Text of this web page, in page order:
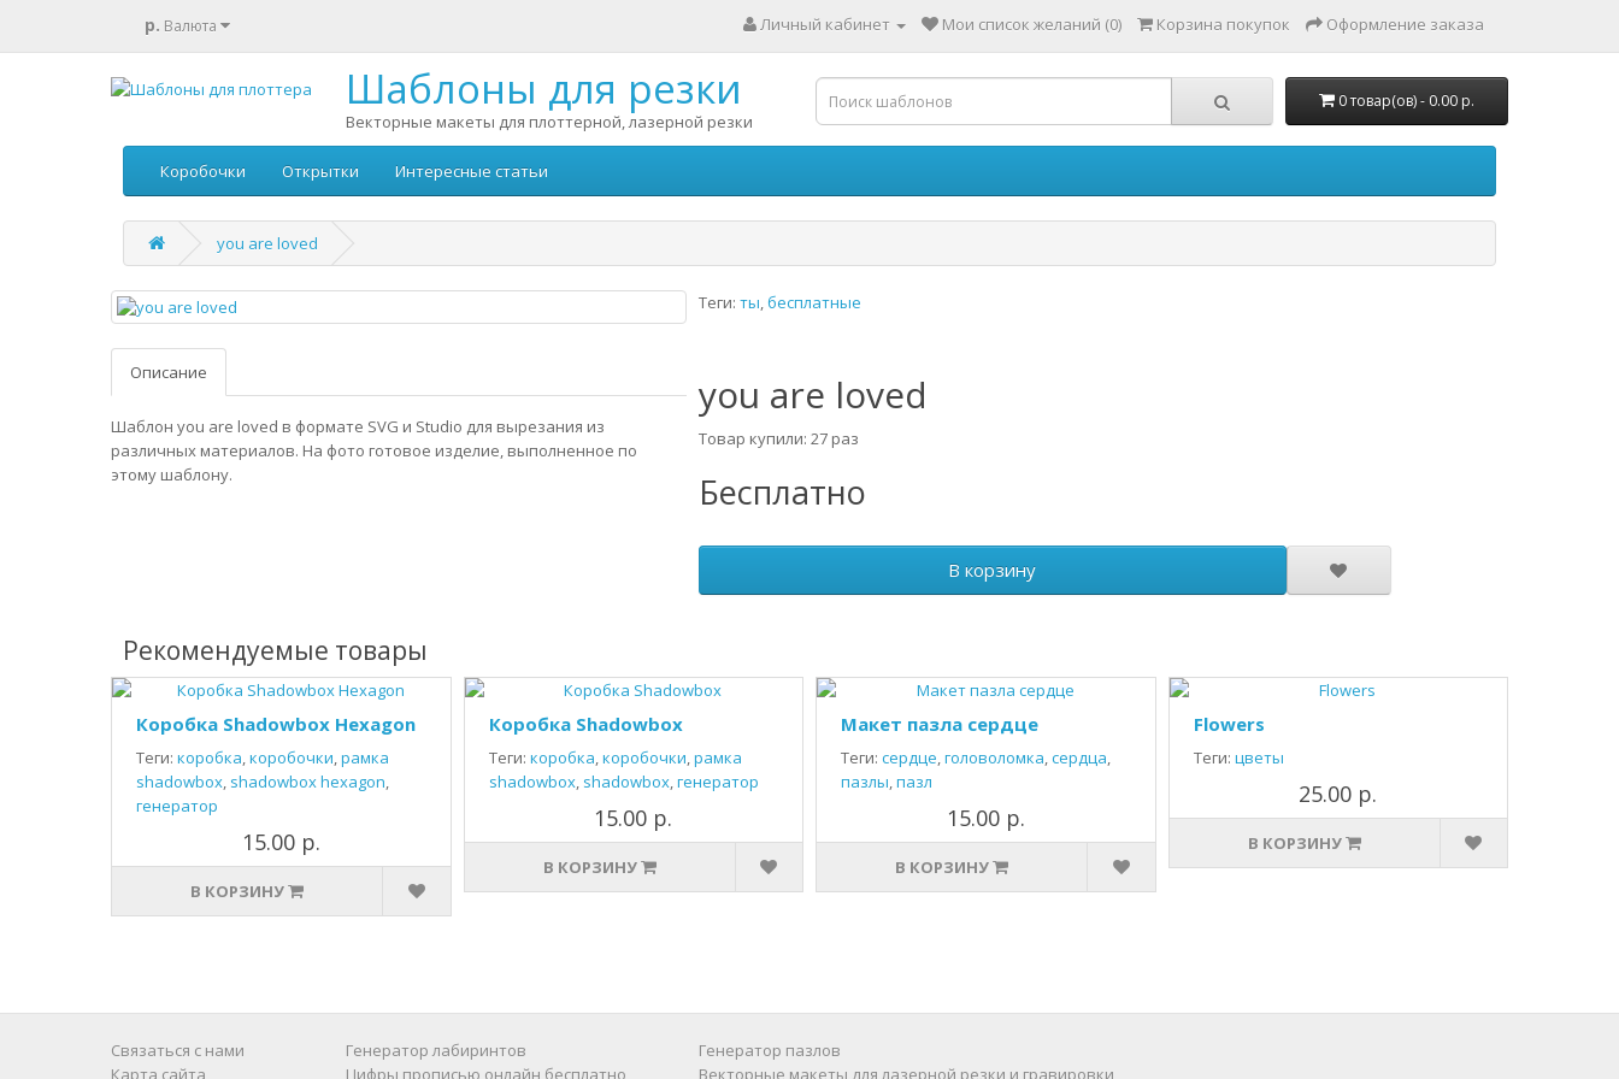
р. Валюта Личный кабинет Мои список желаний (0) Корзина покупок Оформление заказа
Шаблоны для резки
Векторные макеты для плоттерной, лазерной резки
0 товар(ов) - 0.00 р.
Коробочки Открытки Интересные статьи
you are loved
Описание
Шаблон you are loved в формате SVG и Studio для вырезания из
различных материалов. На фото готовое изделие, выполненное по
этому шаблону.
Теги: ты,бесплатные
you are loved
Товар купили: 27 раз
Бесплатно
В корзину
Рекомендуемые товары
Коробка Shadowbox Hexagon
Теги: коробка,коробочки,рамка
shadowbox, shadowbox hexagon,
генератор
15.00 р.
В КОРЗИНУ
Коробка Shadowbox
Теги: коробка,коробочки,рамка
shadowbox, shadowbox,генератор
15.00 р.
В КОРЗИНУ
Макет пазла сердце
Теги: сердце,головоломка,сердца,
пазлы,пазл
15.00 р.
В КОРЗИНУ
Flowers
Теги: цветы
25.00 р.
В КОРЗИНУ
Связаться с нами
Карта сайта
Генератор лабиринтов
Цифры прописью онлайн бесплатно
Генератор пазлов
Векторные макеты для лазерной резки и гравировки